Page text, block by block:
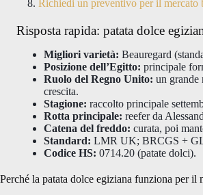
Richiedi un preventivo per il mercato
Risposta rapida: patata dolce
Migliori varietà: Beauregard
Posizione dell’Egitto: principale
Ruolo del Regno Unito: un
crescita.
Stagione: raccolto principale
Rotta principale: reefer da
Catena del freddo: curata, poi
Standard: LMR UK; BRCGS +
Codice HS: 0714.20 (patate dolci).
Perché la patata dolce egiziana funziona per il